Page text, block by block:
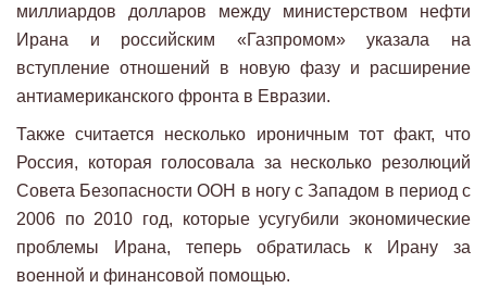
миллиардов долларов между министерством нефти
Ирана и российским «Газпромом» указала на
вступление отношений в новую фазу и расширение
антиамериканского фронта в Евразии.
Также считается несколько ироничным тот факт, что
Россия, которая голосовала за несколько резолюций
Совета Безопасности ООН в ногу с Западом в период с
2006 по 2010 год, которые усугубили экономические
проблемы Ирана, теперь обратилась к Ирану за
военной и финансовой помощью.